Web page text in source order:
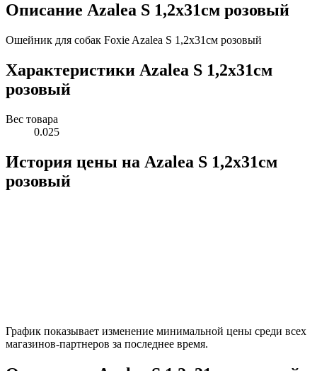
Описание Azalea S 1,2х31см розовый
Ошейник для собак Foxie Azalea S 1,2х31см розовый
Характеристики Azalea S 1,2х31см
розовый
Вес товара
0.025
История цены на Azalea S 1,2х31см
розовый
График показывает изменение минимальной цены среди всех
магазинов-партнеров за последнее время.